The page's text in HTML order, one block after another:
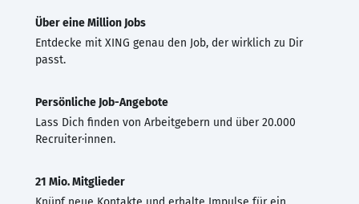
Über eine Million Jobs
Entdecke mit XING genau den Job, der wirklich zu Dir
passt.
Persönliche Job-Angebote
Lass Dich finden von Arbeitgebern und über 20.000
Recruiter·innen.
21 Mio. Mitglieder